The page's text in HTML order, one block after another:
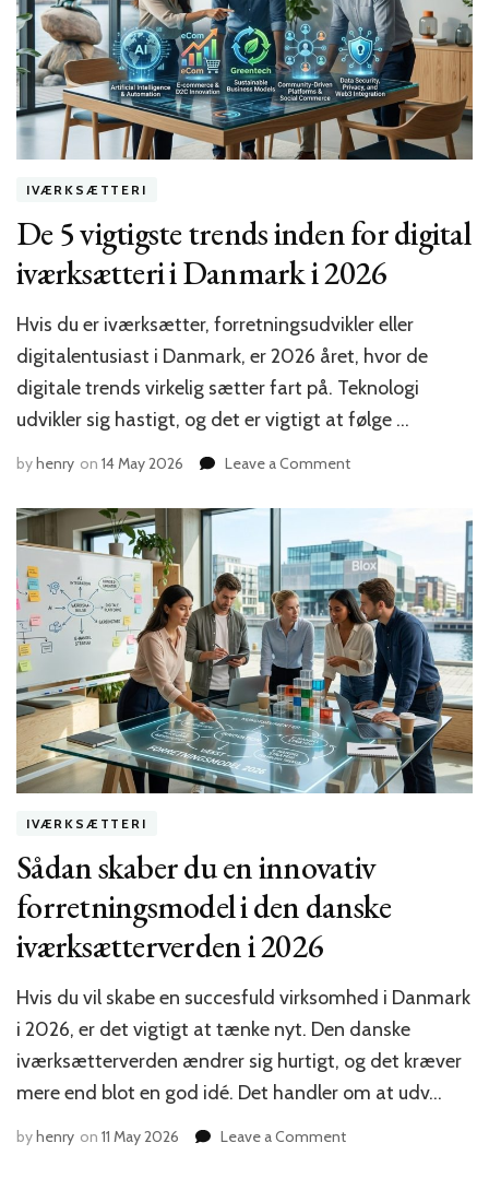
til
din
danske
startup
IVÆRKSÆTTERI
De 5 vigtigste trends inden for digital
iværksætteri i Danmark i 2026
Hvis du er iværksætter, forretningsudvikler eller
digitalentusiast i Danmark, er 2026 året, hvor de
digitale trends virkelig sætter fart på. Teknologi
udvikler sig hastigt, og det er vigtigt at følge …
byhenry on 14 May 2026 Leave a Commenton
5
trends
inden
for
digital
iværksætteri
i
Danmark
i
2026
IVÆRKSÆTTERI
Sådan skaber du en innovativ
forretningsmodel i den danske
iværksætterverden i 2026
Hvis du vil skabe en succesfuld virksomhed i Danmark
i 2026, er det vigtigt at tænke nyt. Den danske
iværksætterverden ændrer sig hurtigt, og det kræver
mere end blot en god idé. Det handler om at udv…
byhenry on 11 May 2026 Leave a Commenton